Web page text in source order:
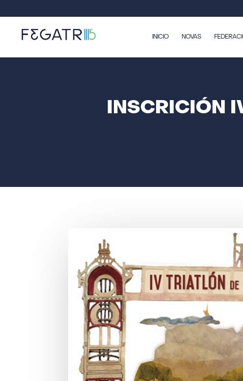
INICIO NOVAS
INSCRICIÓN